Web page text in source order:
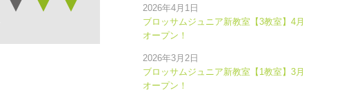
ブロッサムジュニア新教室【3教室】4月
オープン！
2026年4月1日
ブロッサムジュニア新教室【1教室】3月
オープン！
2026年3月2日